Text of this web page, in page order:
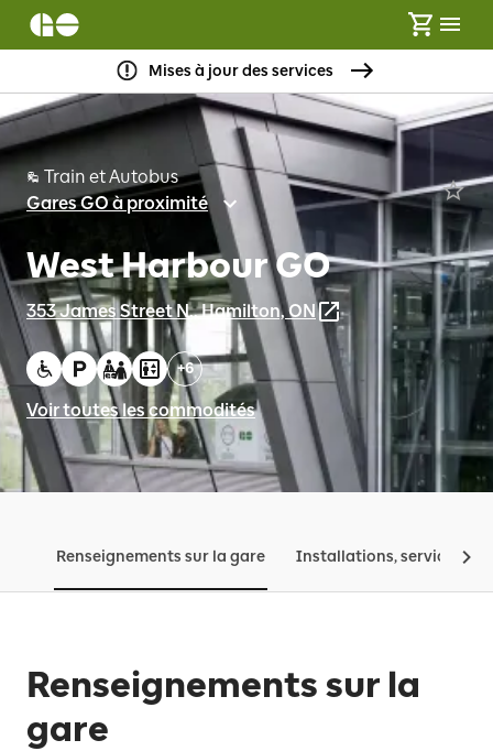
Mises à jour des services
Train et Autobus
Gares GO à proximité
West Harbour GO
353 James Street N., Hamilton, ON
+6
Voir toutes les commodités
Renseignements sur la gare Installations, services,
Renseignements sur la
gare